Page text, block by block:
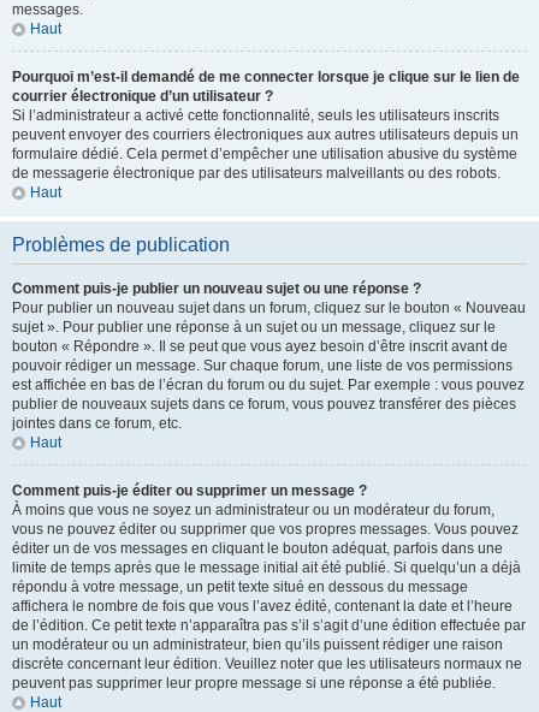
messages.
Haut
Pourquoi m’est-il demandé de me connecter lorsque je clique sur le lien de
courrier électronique d’un utilisateur ?
Si l’administrateur a activé cette fonctionnalité, seuls les utilisateurs inscrits
peuvent envoyer des courriers électroniques aux autres utilisateurs depuis un
formulaire dédié. Cela permet d’empêcher une utilisation abusive du système
de messagerie électronique par des utilisateurs malveillants ou des robots.
Haut
Problèmes de publication
Comment puis-je publier un nouveau sujet ou une réponse ?
Pour publier un nouveau sujet dans un forum, cliquez sur le bouton « Nouveau
sujet ». Pour publier une réponse à un sujet ou un message, cliquez sur le
bouton « Répondre ». Il se peut que vous ayez besoin d’être inscrit avant de
pouvoir rédiger un message. Sur chaque forum, une liste de vos permissions
est affichée en bas de l’écran du forum ou du sujet. Par exemple : vous pouvez
publier de nouveaux sujets dans ce forum, vous pouvez transférer des pièces
jointes dans ce forum, etc.
Haut
Comment puis-je éditer ou supprimer un message ?
À moins que vous ne soyez un administrateur ou un modérateur du forum,
vous ne pouvez éditer ou supprimer que vos propres messages. Vous pouvez
éditer un de vos messages en cliquant le bouton adéquat, parfois dans une
limite de temps après que le message initial ait été publié. Si quelqu’un a déjà
répondu à votre message, un petit texte situé en dessous du message
affichera le nombre de fois que vous l’avez édité, contenant la date et l’heure
de l’édition. Ce petit texte n’apparaîtra pas s’il s’agit d’une édition effectuée par
un modérateur ou un administrateur, bien qu’ils puissent rédiger une raison
discrète concernant leur édition. Veuillez noter que les utilisateurs normaux ne
peuvent pas supprimer leur propre message si une réponse a été publiée.
Haut